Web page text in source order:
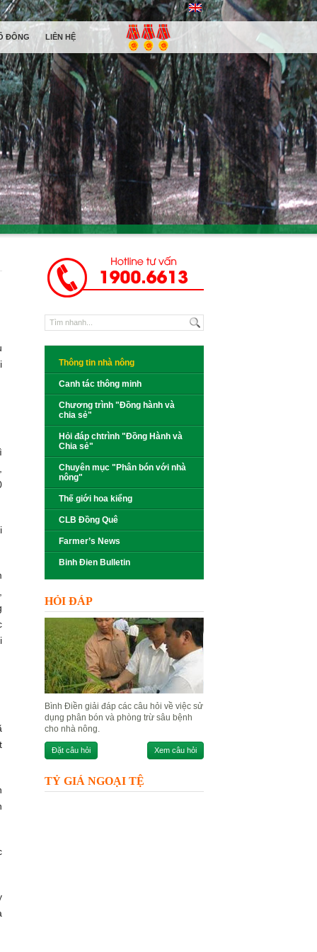
ĐÔNG LIÊN HỆ
Thông tin nhà nông
Canh tác thông minh
Chương trình "Đồng hành và
chia sẻ"
Hỏi đáp chtrình "Đồng Hành và
Chia sẻ"
Chuyên mục "Phân bón với nhà
nông"
Thế giới hoa kiểng
CLB Đồng Quê
Farmer’s News
Binh Đien Bulletin
HỎI ĐÁP
Bình Điền giải đáp các câu hỏi về việc sử
dụng phân bón và phòng trừ sâu bệnh
cho nhà nông.
Đặt câu hỏi Xem câu hỏi
TỶ GIÁ NGOẠI TỆ